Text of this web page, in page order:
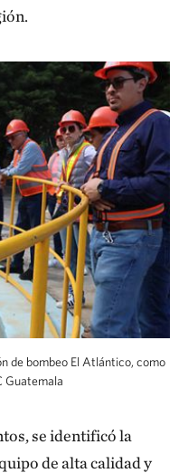
de bombeo El Atlántico, como
Guatemala
se identificó la
de alta calidad y